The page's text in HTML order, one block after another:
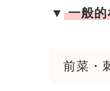
▼ 一般的
前菜・